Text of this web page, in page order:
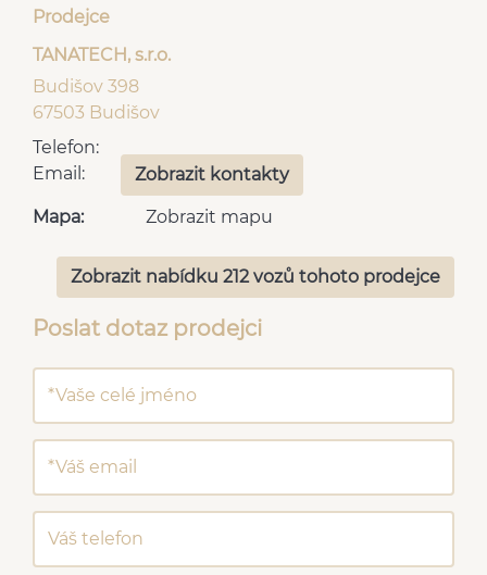
Prodejce
TANATECH, s.r.o.
Budišov 398
67503 Budišov
Telefon:
Email:
Zobrazit kontakty
Mapa: Zobrazit mapu
Zobrazit nabídku 212 vozů tohoto prodejce
Poslat dotaz prodejci